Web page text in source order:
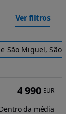
Ver filtros
São Miguel,
4 990 EUR
Dentro da média